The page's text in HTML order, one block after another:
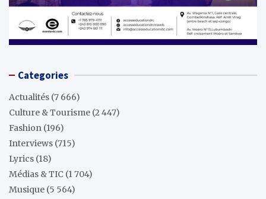
Categories
Actualités (7 666)
Culture & Tourisme (2 447)
Fashion (196)
Interviews (715)
Lyrics (18)
Médias & TIC (1 704)
Musique (5 564)